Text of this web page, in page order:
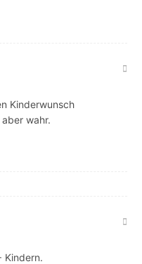
Kinderwunsch
wahr.
Kindern.